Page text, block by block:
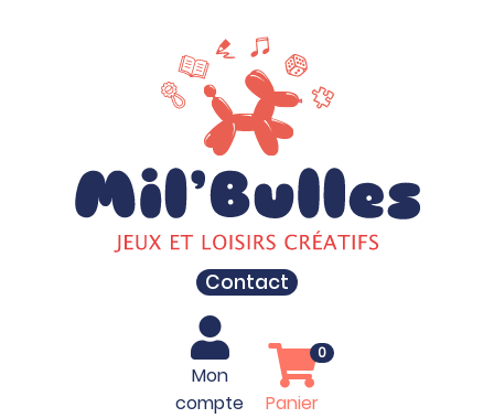
Contact
Mon
compte
Panier
0